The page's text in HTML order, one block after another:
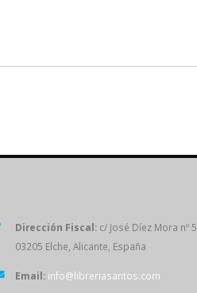
Dirección Fiscal: c/ José Díez Mora nº 5,
03205 Elche, Alicante, España
Email: info@libreriasantos.com